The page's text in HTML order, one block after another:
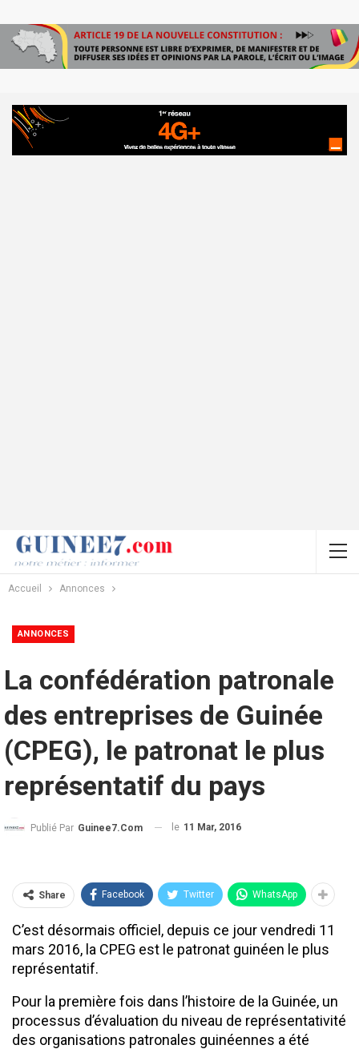
Accueil Annonces
ANNONCES
La confédération patronale
des entreprises de Guinée
(CPEG), le patronat le plus
représentatif du pays
Publié Par Guinee7.com le 11 Mar, 2016
Share Facebook Twitter WhatsApp
C’est désormais officiel, depuis ce jour vendredi 11
mars 2016, la CPEG est le patronat guinéen le plus
représentatif.
Pour la première fois dans l’histoire de la Guinée, un
processus d’évaluation du niveau de représentativité
des organisations patronales guinéennes a été